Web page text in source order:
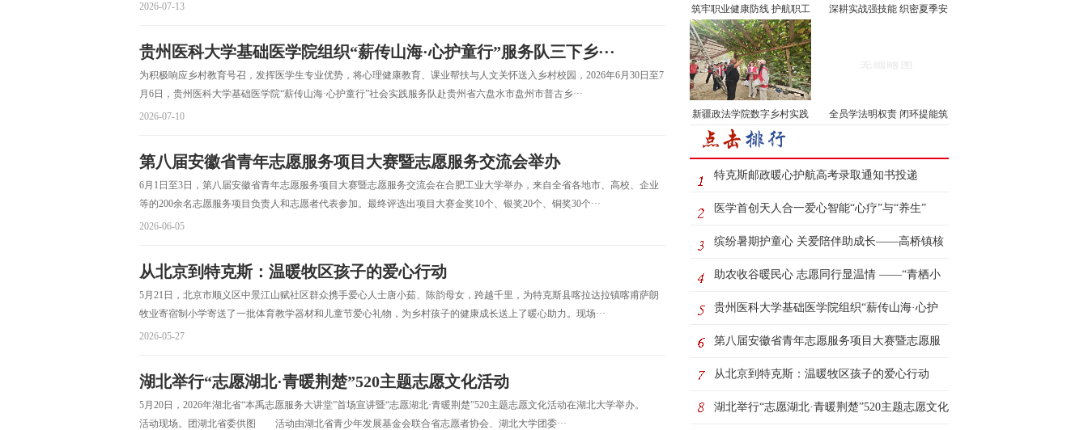
2026-07-13
贵州医科大学基础医学院组织“薪传山海·心护童行”服务队三下乡···
为积极响应乡村教育号召，发挥医学生专业优势，将心理健康教育、课业帮扶与人文关怀送入乡村校园，2026年6月30日至7
月6日，贵州医科大学基础医学院“薪传山海·心护童行”社会实践服务队赴贵州省六盘水市盘州市普古乡···
2026-07-10
第八届安徽省青年志愿服务项目大赛暨志愿服务交流会举办
6月1日至3日，第八届安徽省青年志愿服务项目大赛暨志愿服务交流会在合肥工业大学举办，来自全省各地市、高校、企业
等的200余名志愿服务项目负责人和志愿者代表参加。最终评选出项目大赛金奖10个、银奖20个、铜奖30个···
2026-06-05
从北京到特克斯：温暖牧区孩子的爱心行动
5月21日，北京市顺义区中景江山赋社区群众携手爱心人士唐小茹、陈韵母女，跨越千里，为特克斯县喀拉达拉镇喀甫萨朗
牧业寄宿制小学寄送了一批体育教学器材和儿童节爱心礼物，为乡村孩子的健康成长送上了暖心助力。现场···
2026-05-27
湖北举行“志愿湖北·青暖荆楚”520主题志愿文化活动
5月20日，2026年湖北省“本禹志愿服务大讲堂”首场宣讲暨“志愿湖北·青暖荆楚”520主题志愿文化活动在湖北大学举办。
活动现场。团湖北省委供图 活动由湖北省青少年发展基金会联合省志愿者协会、湖北大学团委···
筑牢职业健康防线 护航职工
···
深耕实战强技能 织密夏季安
新疆政法学院数字乡村实践
全员学法明权责 闭环提能筑
特克斯邮政暖心护航高考录取通知书投递
医学首创天人合一爱心智能“心疗”与“养生”
缤纷暑期护童心 关爱陪伴助成长——高桥镇核
桃村开展暑期儿童关爱···
助农收谷暖民心 志愿同行显温情 ——“青栖小
河” 志愿服务队自发···
贵州医科大学基础医学院组织“薪传山海·心护
童行”服务队三下乡···
第八届安徽省青年志愿服务项目大赛暨志愿服
务交流会举办
从北京到特克斯：温暖牧区孩子的爱心行动
湖北举行“志愿湖北·青暖荆楚”520主题志愿文化